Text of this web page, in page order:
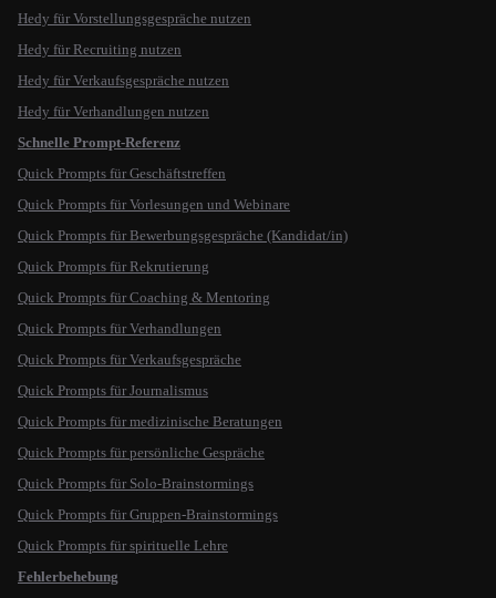
Hedy für Vorstellungsgespräche nutzen
Hedy für Recruiting nutzen
Hedy für Verkaufsgespräche nutzen
Hedy für Verhandlungen nutzen
Schnelle Prompt-Referenz
Quick Prompts für Geschäftstreffen
Quick Prompts für Vorlesungen und Webinare
Quick Prompts für Bewerbungsgespräche (Kandidat/in)
Quick Prompts für Rekrutierung
Quick Prompts für Coaching & Mentoring
Quick Prompts für Verhandlungen
Quick Prompts für Verkaufsgespräche
Quick Prompts für Journalismus
Quick Prompts für medizinische Beratungen
Quick Prompts für persönliche Gespräche
Quick Prompts für Solo-Brainstormings
Quick Prompts für Gruppen-Brainstormings
Quick Prompts für spirituelle Lehre
Fehlerbehebung